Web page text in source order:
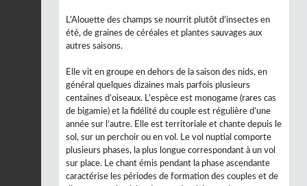
L’Alouette des champs se nourrit plutôt d’insectes en
été, de graines de céréales et plantes sauvages aux
autres saisons.
Elle vit en groupe en dehors de la saison des nids, en
général quelques dizaines mais parfois plusieurs
centaines d’oiseaux. L’espèce est monogame (rares cas
de bigamie) et la fidélité du couple est régulière d’une
année sur l’autre. Elle est territoriale et chante depuis le
sol, sur un perchoir ou en vol. Le vol nuptial comporte
plusieurs phases, la plus longue correspondant à un vol
sur place. Le chant émis pendant la phase ascendante
caractérise les périodes de formation des couples et de